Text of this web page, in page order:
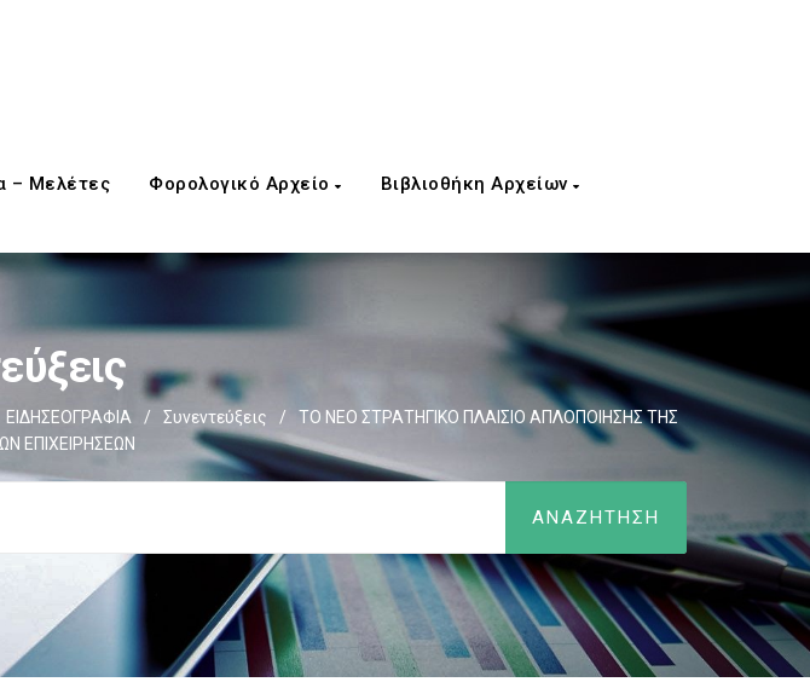
– Μελέτες Φορολογικό Αρχείο Βιβλιοθήκη Αρχείων
ΕΙΔΗΣΕΟΓΡΑΦΙΑ / Συνεντεύξεις /
ΤΟ ΝΕΟ ΣΤΡΑΤΗΓΙΚΟ ΠΛΑΙΣΙΟ ΑΠΛΟΠΟΙΗΣΗΣ ΤΗΣ
ΕΠΙΧΕΙΡΗΣΕΩΝ